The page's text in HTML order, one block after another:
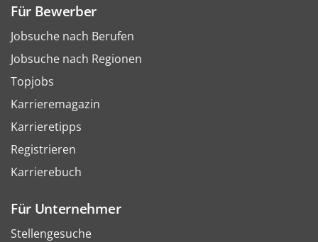
Für Bewerber
Jobsuche nach Berufen
Jobsuche nach Regionen
Topjobs
Karrieremagazin
Karrieretipps
Registrieren
Karrierebuch
Für Unternehmer
Stellengesuche